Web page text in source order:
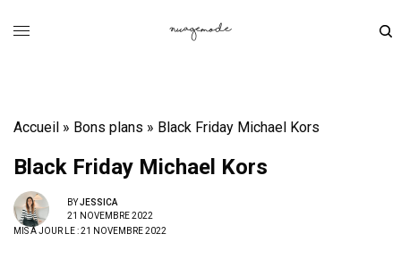
Accueil » Bons plans » Black Friday Michael Kors
Black Friday Michael Kors
BYJESSICA
21 NOVEMBRE 2022
MIS À JOUR LE : 21 NOVEMBRE 2022